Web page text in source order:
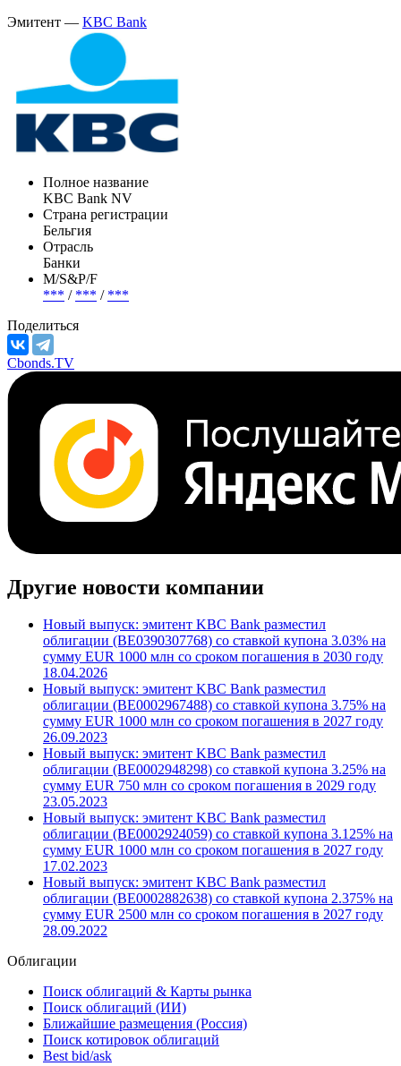
Эмитент — KBC Bank
Полное название
KBC Bank NV
Страна регистрации
Бельгия
Отрасль
Банки
М/S&P/F
*** / *** / ***
Поделиться
Cbonds.TV
Другие новости компании
Новый выпуск: эмитент KBC Bank разместил
облигации (BE0390307768) со ставкой купона 3.03% на
сумму EUR 1000 млн со сроком погашения в 2030 году
18.04.2026
Новый выпуск: эмитент KBC Bank разместил
облигации (BE0002967488) со ставкой купона 3.75% на
сумму EUR 1000 млн со сроком погашения в 2027 году
26.09.2023
Новый выпуск: эмитент KBC Bank разместил
облигации (BE0002948298) со ставкой купона 3.25% на
сумму EUR 750 млн со сроком погашения в 2029 году
23.05.2023
Новый выпуск: эмитент KBC Bank разместил
облигации (BE0002924059) со ставкой купона 3.125% на
сумму EUR 1000 млн со сроком погашения в 2027 году
17.02.2023
Новый выпуск: эмитент KBC Bank разместил
облигации (BE0002882638) со ставкой купона 2.375% на
сумму EUR 2500 млн со сроком погашения в 2027 году
28.09.2022
Облигации
Поиск облигаций & Карты рынка
Поиск облигаций (ИИ)
Ближайшие размещения (Россия)
Поиск котировок облигаций
Best bid/ask